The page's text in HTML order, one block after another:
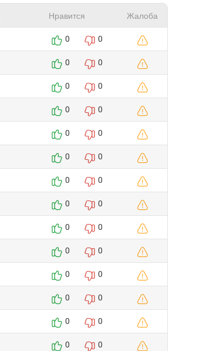
Нравится Жалоба
0 0
0 0
0 0
0 0
0 0
0 0
0 0
0 0
0 0
0 0
0 0
0 0
0 0
0 0